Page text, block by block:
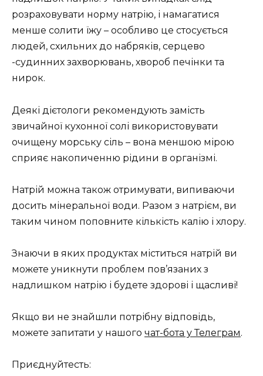
розраховувати норму натрію, і намагатися
менше солити їжу – особливо це стосується
людей, схильних до набряків, серцево
-судинних захворювань, хвороб печінки та
нирок.
Деякі дієтологи рекомендують замість
звичайної кухонної солі використовувати
очищену морську сіль – вона меншою мірою
сприяє накопиченню рідини в організмі.
Натрій можна також отримувати, випиваючи
досить мінеральної води. Разом з натрієм, ви
таким чином поповните кількість калію і хлору.
Знаючи в яких продуктах міститься натрій ви
можете уникнути проблем пов’язаних з
надлишком натрію і будете здорові і щасливі!
Якщо ви не знайшли потрібну відповідь,
можете запитати у нашого чат-бота у Телеграм.
Приєднуйтесть: